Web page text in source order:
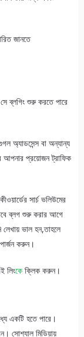
জানতে
ব্লগিং শুরু করতে পারে
অ্যাডসেন্স বা অন্যান্য
আপনার প্রয়োজন ট্রাফিক
সার্চ ভলিউমের
ব্লগ শুরু করার আগে
ভাল হন,তাহলে
করুন।
লিংকেক্লিক করুন।
একটি হতে পারে।
সোশ্যাল মিডিয়ায়